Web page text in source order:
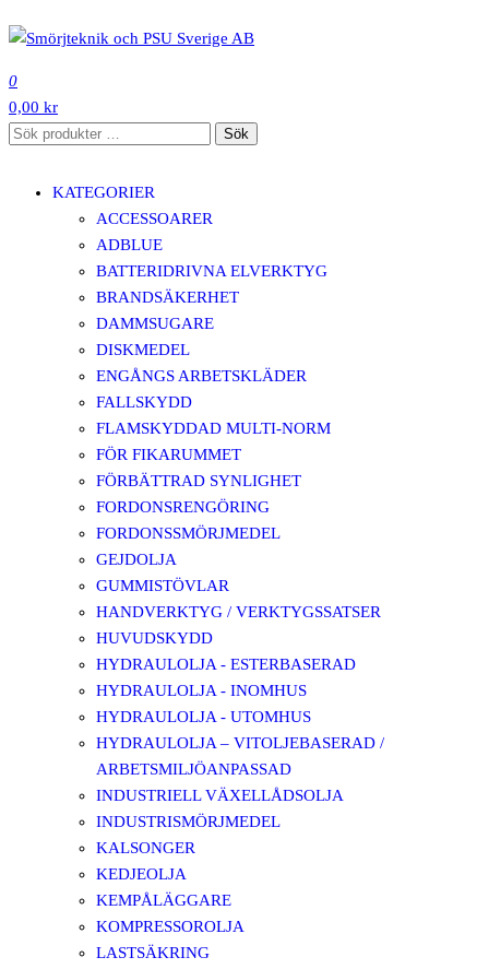
till
innehåll
0
0,00 kr
Sök
Sök
KATEGORIER
ACCESSOARER
ADBLUE
BATTERIDRIVNA ELVERKTYG
BRANDSÄKERHET
DAMMSUGARE
DISKMEDEL
ENGÅNGS ARBETSKLÄDER
FALLSKYDD
FLAMSKYDDAD MULTI-NORM
FÖR FIKARUMMET
FÖRBÄTTRAD SYNLIGHET
FORDONSRENGÖRING
FORDONSSMÖRJMEDEL
GEJDOLJA
GUMMISTÖVLAR
HANDVERKTYG / VERKTYGSSATSER
HUVUDSKYDD
HYDRAULOLJA - ESTERBASERAD
HYDRAULOLJA - INOMHUS
HYDRAULOLJA - UTOMHUS
HYDRAULOLJA – VITOLJEBASERAD /
ARBETSMILJÖANPASSAD
INDUSTRIELL VÄXELLÅDSOLJA
INDUSTRISMÖRJMEDEL
KALSONGER
KEDJEOLJA
KEMPÅLÄGGARE
KOMPRESSOROLJA
LASTSÄKRING